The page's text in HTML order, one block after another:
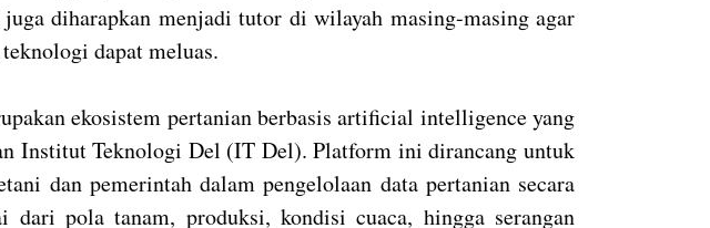
juga diharapkan menjadi tutor di wilayah masing-masing agar
dapat meluas.
ekosistem pertanian berbasis artificial intelligence yang
Institut Teknologi Del (IT Del). Platform ini dirancang untuk
dan pemerintah dalam pengelolaan data pertanian secara
dari pola tanam, produksi, kondisi cuaca, hingga serangan